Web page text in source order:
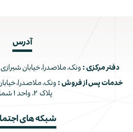
آدرس
دفتر مرکزی : ونک، ملاصدرا، خیابان شیرازی جنوبی،
خدمات پس از فروش : ونک، ملاصدرا،
پلاک ۲، واحد ۱ شمالی
شبکه های